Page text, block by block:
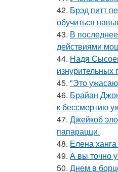
42. Брэд питт
обучиться
43. В
действиями
44. Надя
изнурительных
45. "Это
46. Брайан
к бессмертию
47. Джейкоб
папарацци.
48. Елена
49. А вы точно
50. Днем в